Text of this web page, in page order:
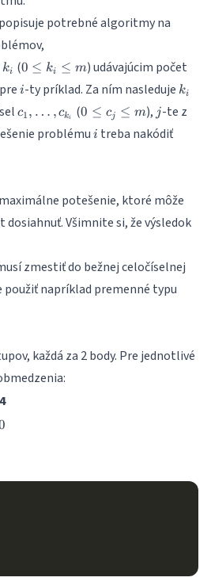
potrebné algoritmy na
k_i
ki (0
k_i
\leq
m
0 ≤ ki ≤ m) udávajúcim počet
i
i-ty príklad. Za ním nasleduje k_i
ki
c_1,\dots,c_{k_i}
c1 , … , cki (0 \leq
c_j\leq
m
0 ≤ cj ≤ m), jj-te z
problému i
i treba nakódiť
potešenie, ktoré môže
dosiahnuť. Všimnite si, že výsledok
zmestiť do bežnej celočíselnej
napríklad premenné typu
každá za 2 body. Pre jednotlivé
4